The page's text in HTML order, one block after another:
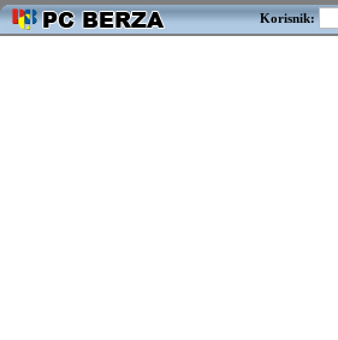
Korisnik: